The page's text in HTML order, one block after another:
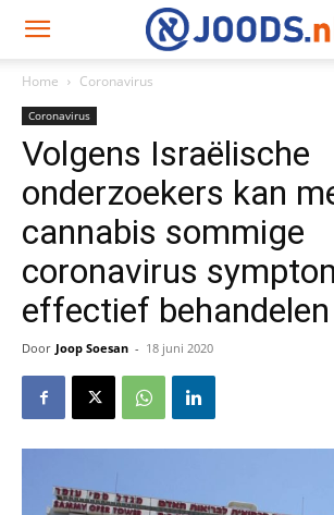
Home Coronavirus
Coronavirus
Volgens Israëlische
onderzoekers kan
cannabis sommige
coronavirus
effectief behandelen
Door Joop Soesan - 18 juni 2020